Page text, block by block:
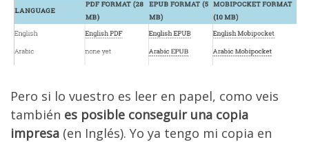
Pero si lo vuestro es leer en papel, como veis
también es posible conseguir una copia
impresa (en Inglés). Yo ya tengo mi copia en